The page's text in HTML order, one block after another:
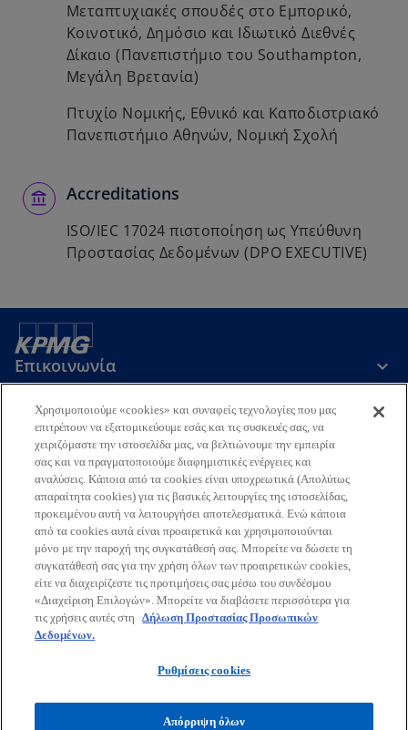
Μεταπτυχιακές σπουδές στο Εμπορικό,
Κοινοτικό, Δημόσιο και Ιδιωτικό Διεθνές
Δίκαιο (Πανεπιστήμιο του Southampton,
Μεγάλη Βρετανία)
Πτυχίο Νομικής, Εθνικό και Καποδιστριακό
Πανεπιστήμιο Αθηνών, Νομική Σχολή
Accreditations
ISO/IEC 17024 πιστοποίηση ως Υπεύθυνη
Προστασίας Δεδομένων (DPO EXECUTIVE)
Επικοινωνία
Εταιρεία
Τελευταία Νέα
o
p
e
n
s
a
n
e
o
p
e
n
s
a
n
e
o
p
e
n
s
a
n
o
p
e
n
s
n
Όροι χρήσηςΠροστασία Προσωπικών ΔεδομένωνΠροσβασιμότητα
ΓλωσσάριοΒοήθειαΠολιτική Προσωπικών Δεδομένων
Πολιτική ασφάλειας πληροφοριών, ιδιωτικότητας & επιχειρησιακής
συνέχειας
και μέλος του διεθνούς οργανισμού ανεξάρτητων εταιρειών-μελών
ιδιωτική Αγγλική εταιρεία περιορισμένης ευθύνης με εγγυητικές
εισφορές. Με την επιφύλαξη κάθε δικαιώματος.
Χρησιμοποιούμε «cookies» και συναφείς τεχνολογίες που μας
επιτρέπουν να εξατομικεύουμε εσάς και τις συσκευές σας, να
χειριζόμαστε την ιστοσελίδα μας, να βελτιώνουμε την εμπειρία
σας και να πραγματοποιούμε διαφημιστικές ενέργειες και
αναλύσεις. Κάποια από τα cookies είναι υποχρεωτικά (Απολύτως
απαραίτητα cookies) για τις βασικές λειτουργίες της ιστοσελίδας,
προκειμένου αυτή να λειτουργήσει αποτελεσματικά. Ενώ κάποια
από τα cookies αυτά είναι προαιρετικά και χρησιμοποιούνται
μόνο με την παροχή της συγκατάθεσή σας. Μπορείτε να δώσετε τη
συγκατάθεσή σας για την χρήση όλων των προαιρετικών cookies,
είτε να διαχειρίζεστε τις προτιμήσεις σας μέσω του συνδέσμου
«Διαχείριση Επιλογών». Μπορείτε να διαβάσετε περισσότερα για
τις χρήσεις αυτές στη
Δήλωση Προστασίας Προσωπικών
Δεδομένων.
Ρυθμίσεις cookies
Απόρριψη όλων